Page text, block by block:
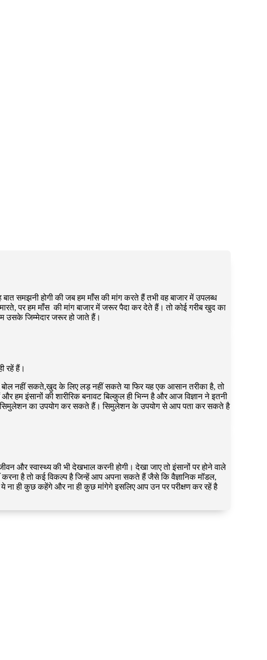
समझनी होगी की जब हम माँस की मांग करते हैं तभी वह बाजार में उपलब्ध
पर हम माँस की मांग बाजार में जरूर पैदा कर देते हैं। तो कोई गरीब खुद का
उसके जिम्मेदार जरूर हो जाते हैं।
रहें हैं।
बोल नहीं सकते,खुद के लिए लड़ नहीं सकते या फिर यह एक आसान तरीका है, तो
इंसानों की शारीरिक बनावट बिल्कुल ही भिन्न है और आज विज्ञान ने इतनी
सिमुलेशन का उपयोग कर सकते हैं। सिमुलेशन के उपयोग से आप पता कर सकते है
और स्वास्थ्य की भी देखभाल करनी होगी। देखा जाए तो इंसानों पर होने वाले
करना है तो कई विकल्प है जिन्हें आप अपना सकते हैं जैसे कि वैज्ञानिक मॉडल,
ही कुछ कहेंगे और ना ही कुछ मांगेगे इसलिए आप उन पर परीक्षण कर रहें है